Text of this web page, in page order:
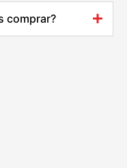
comprar?